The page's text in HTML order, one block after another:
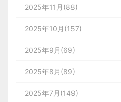
2025年11月(88)
2025年10月(157)
2025年9月(69)
2025年8月(89)
2025年7月(149)